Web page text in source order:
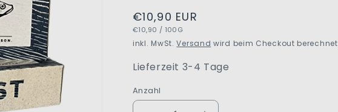
Normaler
Preis
€10,90 EUR
GRUNDPREIS
€10,90 / PRO
100G
inkl. MwSt.Versand wird beim Checkout berechnet
Lieferzeit 3-4 Tage
Anzahl